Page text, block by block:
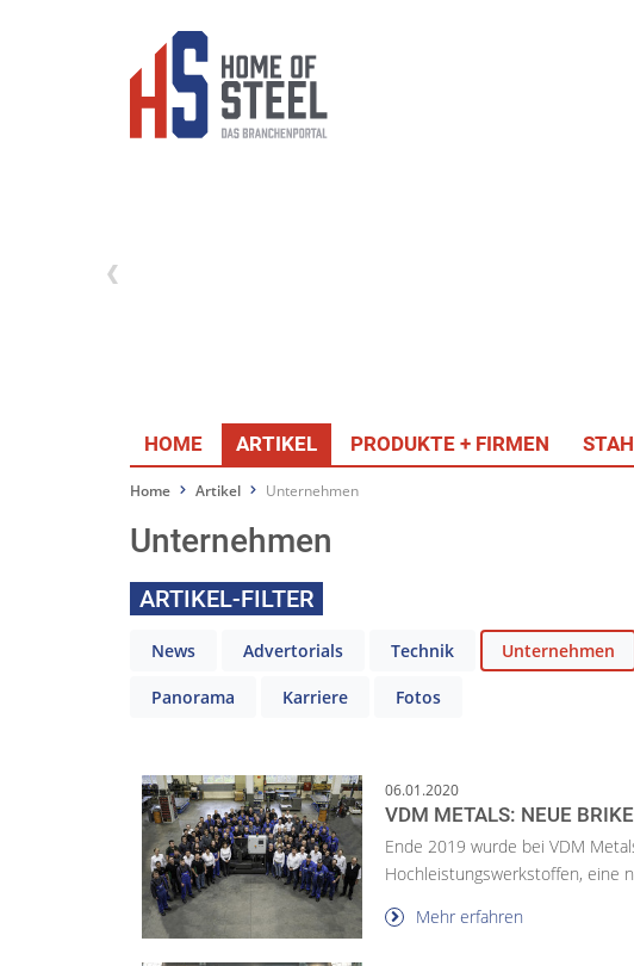
HOME ARTIKEL PRODUKTE + FIRMEN
Home Artikel Unternehmen
Unternehmen
ARTIKEL-FILTER
News Advertorials Technik Unternehmen
Panorama Karriere Fotos
06.01.2020
VDM METALS: NEUE
Ende 2019 wurde bei VDM
Hochleistungswerkstoffen, eine
Mehr erfahren